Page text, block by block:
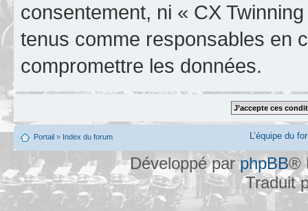
consentement, ni « CX
tenus comme responsables en
compromettre les données.
Portail » Index du forum L’équipe du
Développé parphpBB®
Traduit